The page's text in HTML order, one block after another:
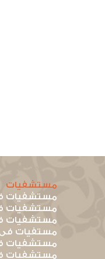
مستشفيات
مستشفيات
مستشفيات
مستشفيات
مستفيات فى
مستشفيات
مستشفيات